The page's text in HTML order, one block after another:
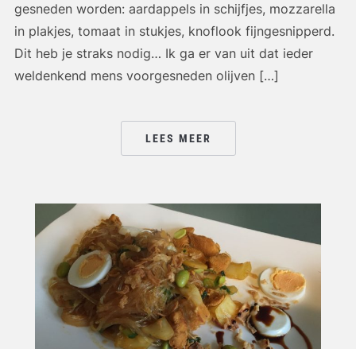
gesneden worden: aardappels in schijfjes, mozzarella
in plakjes, tomaat in stukjes, knoflook fijngesnipperd.
Dit heb je straks nodig… Ik ga er van uit dat ieder
weldenkend mens voorgesneden olijven […]
LEES MEER